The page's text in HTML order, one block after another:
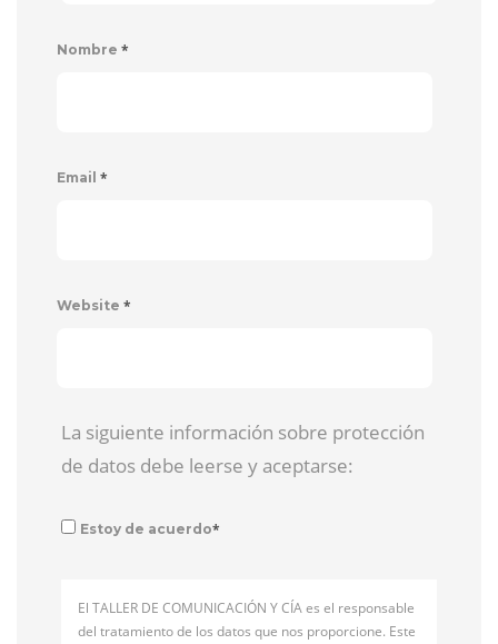
Nombre *
Email *
Website *
La siguiente información sobre protección
de datos debe leerse y aceptarse:
Estoy de acuerdo*
El TALLER DE COMUNICACIÓN Y CÍA es el responsable
del tratamiento de los datos que nos proporcione. Este